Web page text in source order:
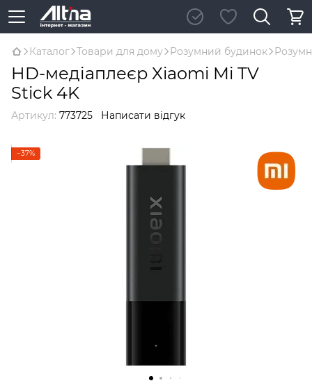
Каталог Товари для дому Розумний будинок
HD-медіаплеєр Xiaomi Mi TV
Stick 4K
Артикул: 773725 Написати відгук
−37%